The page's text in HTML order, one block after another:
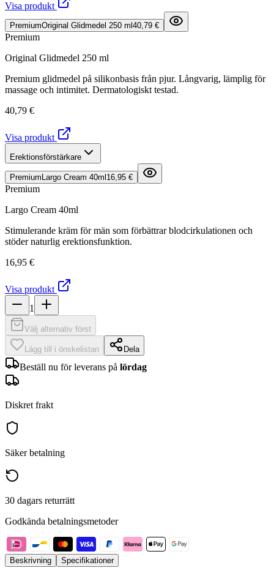
Visa produkt
PremiumOriginal Glidmedel 250 ml 40,79 €
Premium
Original Glidmedel 250 ml
Premium glidmedel på silikonbasis från pjur. Långvarig, lämplig för
massage och intimitet. Dermatologiskt testad.
40,79 €
Visa produkt
Erektionsförstärkare
Premium Largo Cream 40ml 16,95 €
Premium
Largo Cream 40ml
Stimulerande kräm för män som förbättrar blodcirkulationen och
stöder naturlig erektionsfunktion.
16,95 €
Visa produkt
1
Välj alternativ först
Lägg till i önskelistan Dela
Beställ nu för leverans på lördag
Diskret frakt
Säker betalning
30 dagars returrätt
Godkända betalningsmetoder
Beskrivning Specifikationer